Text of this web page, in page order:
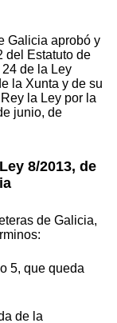
Galicia aprobó y
del Estatuto de
de la Ley
la Xunta y de su
la Ley por la
junio, de
8/2013, de
de Galicia,
5, que queda
de la